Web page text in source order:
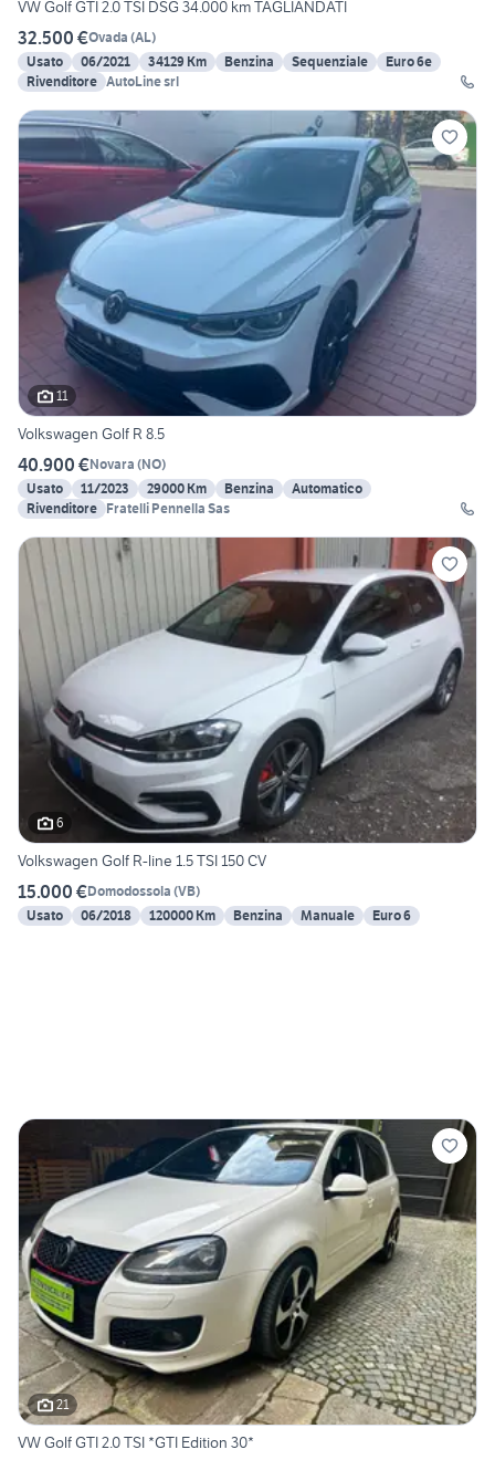
VW Golf GTI 2.0 TSI DSG 34.000 km TAGLIANDATI
32.500 €Ovada (AL)
Usato
06/2021 34129 Km Benzina Sequenziale
Euro 6e
Rivenditore AutoLine srl
11
Volkswagen Golf R 8.5
40.900 €Novara (NO)
Usato
11/2023 29000 Km Benzina
Automatico
Rivenditore Fratelli Pennella Sas
6
Volkswagen Golf R-line 1.5 TSI 150 CV
15.000 €Domodossola (VB)
Usato
06/2018 120000 Km Benzina Manuale Euro 6
21
VW Golf GTI 2.0 TSI *GTI Edition 30*